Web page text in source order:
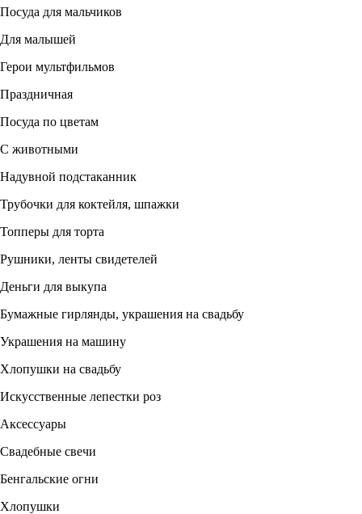
Посуда для мальчиков
Для малышей
Герои мультфильмов
Праздничная
Посуда по цветам
С животными
Надувной подстаканник
Трубочки для коктейля, шпажки
Топперы для торта
Рушники, ленты свидетелей
Деньги для выкупа
Бумажные гирлянды, украшения на свадьбу
Украшения на машину
Хлопушки на свадьбу
Искусственные лепестки роз
Аксессуары
Свадебные свечи
Бенгальские огни
Хлопушки